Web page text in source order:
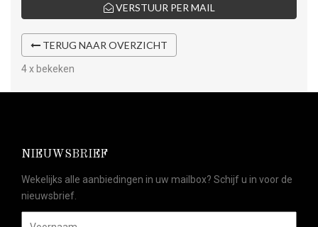
VERSTUUR PER MAIL
TERUG NAAR OVERZICHT
4 x bekeken
NIEUWSBRIEF
Wekelijks alle aanbiedingen in uw mailbox? Schijf u in voor de
nieuwsbrief.